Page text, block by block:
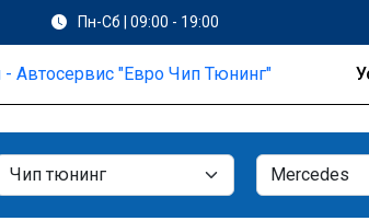
Пн-Сб | 09:00 - 19:00